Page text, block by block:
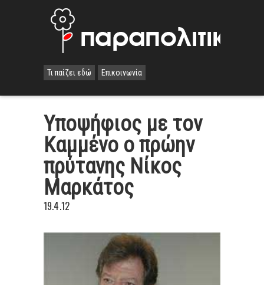
Τι παίζει εδώ Επικοινωνία
Υποψήφιος με τον
Καμμένο ο πρώην
πρύτανης Νίκος
Μαρκάτος
19.4.12